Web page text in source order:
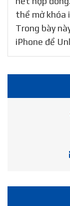
thể mở khóa
Trong bày
iPhone để